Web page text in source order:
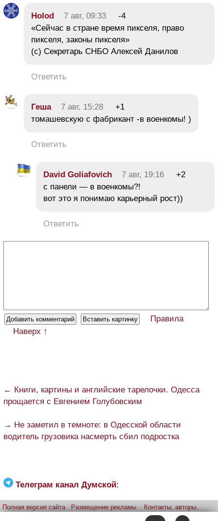
Holod 7 авг, 09:33
-4
«Сейчас в стране время пикселя, право
пикселя, законы пикселя»
(c) Cекретарь СНБО Алексей Данилов
Ответить
Геша 7 авг, 15:28
+1
томашевскую с фабрикант -в военкомы! )
Ответить
David Goliafovich 7 авг, 19:16
+2
с панели — в военкомы?!
вот это я понимаю карьерный рост))
Ответить
Правила
Наверх ↑
← Книги, картины и английские тарелочки. Одесса
прощается с Евгением Голубовским
→ Не заметил в темноте: в Одесской области
водитель грузовика насмерть сбил подростка
Телеграм канал Думской:
Полная версия сайта Размещение рекламы
Контакты, авторы,
iPhone